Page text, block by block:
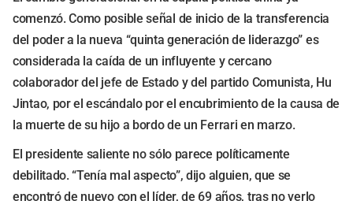
comenzó. Como posible señal de inicio de la transferencia
del poder a la nueva “quinta generación de liderazgo” es
considerada la caída de un influyente y cercano
colaborador del jefe de Estado y del partido Comunista, Hu
Jintao, por el escándalo por el encubrimiento de la causa de
la muerte de su hijo a bordo de un Ferrari en marzo.
El presidente saliente no sólo parece políticamente
debilitado. “Tenía mal aspecto”, dijo alguien, que se
encontró de nuevo con el líder, de 69 años, tras no verlo